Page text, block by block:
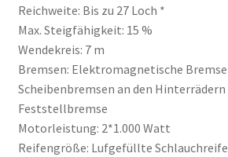
Reichweite: Bis zu 27 Loch *
Max. Steigfähigkeit: 15 %
Wendekreis: 7 m
Bremsen: Elektromagnetische
Scheibenbremsen an den
Feststellbremse
Motorleistung: 2*1.000 Watt
Reifengröße: Lufgefüllte